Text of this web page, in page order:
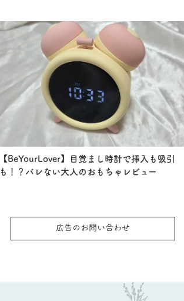
【BeYourLover】目覚まし時計で挿入も吸引
も！？バレない大人のおもちゃレビュー
広告のお問い合わせ